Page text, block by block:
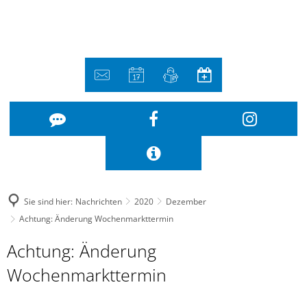
Sie sind hier: Nachrichten 2020
Dezember
Achtung: Änderung Wochenmarkttermin
Achtung: Änderung
Wochenmarkttermin